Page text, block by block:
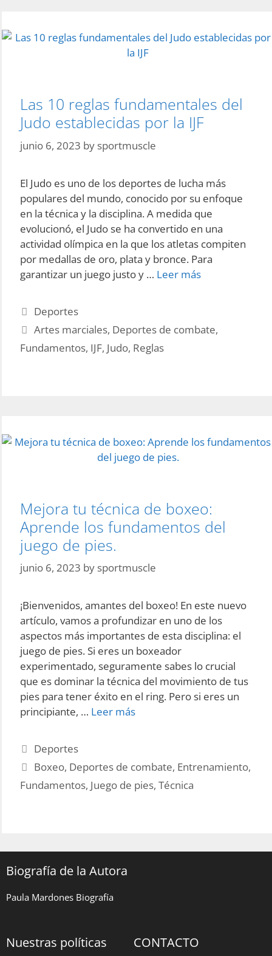
Las 10 reglas fundamentales del
Judo establecidas por la IJF
junio 6, 2023 by sportmuscle
El Judo es uno de los deportes de lucha más
populares del mundo, conocido por su enfoque
en la técnica y la disciplina. A medida que
evolucionó, el Judo se ha convertido en una
actividad olímpica en la que los atletas compiten
por medallas de oro, plata y bronce. Para
garantizar un juego justo y … Leer másLas
del
Categories
Deportes
Tags
Artes marciales, Deportes de combate,
Fundamentos, IJF, Judo, Reglas
Mejora tu técnica de boxeo:
Aprende los fundamentos del
juego de pies.
junio 6, 2023 by sportmuscle
¡Bienvenidos, amantes del boxeo! En este nuevo
artículo, vamos a profundizar en uno de los
aspectos más importantes de esta disciplina: el
juego de pies. Si eres un boxeador
experimentado, seguramente sabes lo crucial
que es dominar la técnica del movimiento de tus
pies para tener éxito en el ring. Pero si eres un
principiante, … Leer másMejora
boxeo:
Aprende
Categories
Deportes
Tags
Boxeo, Deportes de combate, Entrenamiento,
Fundamentos, Juego de pies, Técnica
Biografía de la Autora
Paula Mardones Biografía
Nuestras políticas CONTACTO